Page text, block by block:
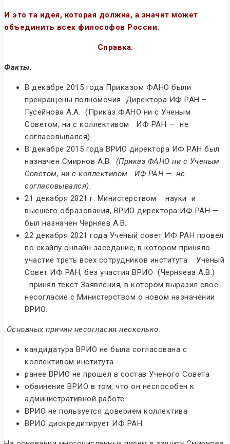
И это та идея, которая должна, а значит может
объединить всех философов России.
Справка.
Факты.
В декабре 2015 года Приказом ФАНО были
прекращены полномочия Директора ИФ РАН –
Гусейнова А.А. (Приказ ФАНО ни с Ученым
Советом, ни с коллективом ИФ РАН — не
согласовывался).
В декабре 2015 года ВРИО директора ИФ РАН был
назначен Смирнов А.В.
(Приказ ФАНО ни с Ученым
Советом, ни с коллективом ИФ РАН — не
согласовывался).
21 декабря 2021 г. Министерством науки и
высшего образования, ВРИО директора ИФ РАН —
был назначен Черняев А.В.
22 декабря 2021 года Ученый совет ИФ РАН провел
по скайпу онлайн заседание, в котором приняло
участие треть всех сотрудников института. Ученый
Совет ИФ РАН, без участия ВРИО (Черняева А.В.)
принял текст Заявления, в котором выразил свое
несогласие с Министерством о новом назначении
ВРИО.
.Основных причин несогласия несколько:
кандидатура ВРИО не была согласована с
коллективом института
ранее ВРИО не прошел в состав Ученого Совета
обвинение ВРИО в том, что он неспособен к
административной работе
ВРИО не пользуется доверием коллектива
ВРИО дискредитирует ИФ РАН.